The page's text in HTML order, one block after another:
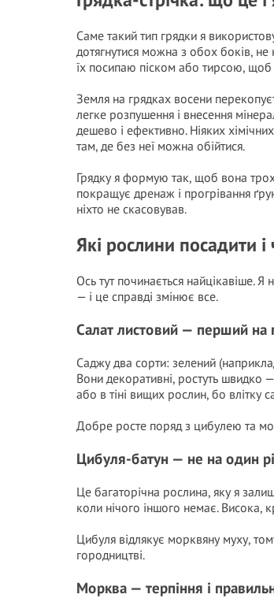
Саме такий тип грядки я
дотягнутися можна з обох боків,
їх посипаю піском або тирсою, щоб
Земля на грядках восени
легке розпушення і внесення
дешево і ефективно. Ніяких
там, де без неї можна обійтися.
Грядку я формую так, щоб вона
покращує дренаж і прогрівання
ніхто не скасовував.
Які рослини посадити
Ось тут починається найцікавіше.
— і це справді змінює все.
Салат листовий — перший на
Саджу два сорти: зелений
Вони декоративні, ростуть
або в тіні вищих рослин, бо влітку
Добре росте поряд з цибулею та
Цибуля-батун — не на один
Це багаторічна рослина, яку я
коли нічого іншого немає. Висока,
Цибуля відлякує морквяну муху,
городництві.
Морква — терпіння і